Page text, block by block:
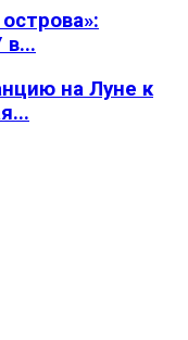
в...
на Луне к